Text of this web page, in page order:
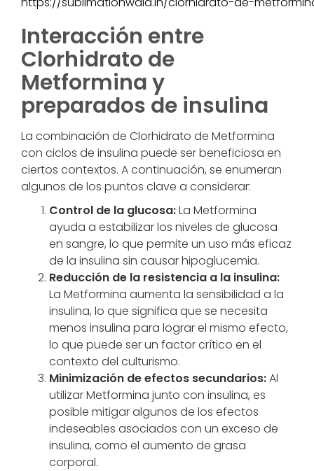
Interacción entre
Clorhidrato de
Metformina y
preparados de insulina
La combinación de Clorhidrato de Metformina
con ciclos de insulina puede ser beneficiosa en
ciertos contextos. A continuación, se enumeran
algunos de los puntos clave a considerar:
Control de la glucosa:La Metformina
ayuda a estabilizar los niveles de glucosa
en sangre, lo que permite un uso más eficaz
de la insulina sin causar hipoglucemia.
Reducción de la resistencia a la insulina:
La Metformina aumenta la sensibilidad a la
insulina, lo que significa que se necesita
menos insulina para lograr el mismo efecto,
lo que puede ser un factor crítico en el
contexto del culturismo.
Minimización de efectos secundarios:Al
utilizar Metformina junto con insulina, es
posible mitigar algunos de los efectos
indeseables asociados con un exceso de
insulina, como el aumento de grasa
corporal.